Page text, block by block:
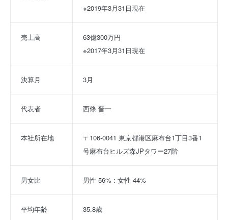
※2019年3月31日現在
売上高
63億300万円
※2017年3月31日現在
決算月 3月
代表者 西條 晋一
本社所在地
〒106-0041 東京都港区麻布台1丁目3番1
号麻布台ヒルズ森JPタワー27階
男女比 男性 56% : 女性 44%
平均年齢 35.8歳